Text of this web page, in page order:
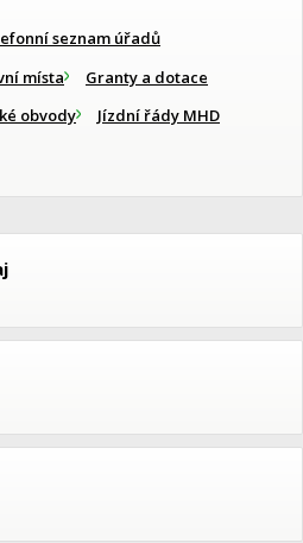
seznam úřadů
místa
Granty a dotace
obvody Jízdní řády MHD